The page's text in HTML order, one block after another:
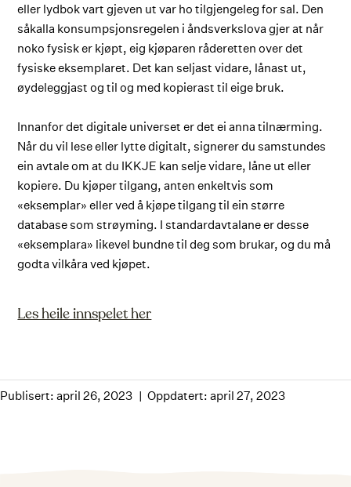
eller lydbok vart gjeven ut var ho tilgjengeleg for sal. Den
såkalla konsumpsjonsregelen i åndsverkslova gjer at når
noko fysisk er kjøpt, eig kjøparen råderetten over det
fysiske eksemplaret. Det kan seljast vidare, lånast ut,
øydeleggjast og til og med kopierast til eige bruk.
Innanfor det digitale universet er det ei anna tilnærming.
Når du vil lese eller lytte digitalt, signerer du samstundes
ein avtale om at du IKKJE kan selje vidare, låne ut eller
kopiere. Du kjøper tilgang, anten enkeltvis som
«eksemplar» eller ved å kjøpe tilgang til ein større
database som strøyming. I standardavtalane er desse
«eksemplara» likevel bundne til deg som brukar, og du må
godta vilkåra ved kjøpet.
Les heile innspelet her
Publisert: april 26, 2023 Oppdatert: april 27, 2023